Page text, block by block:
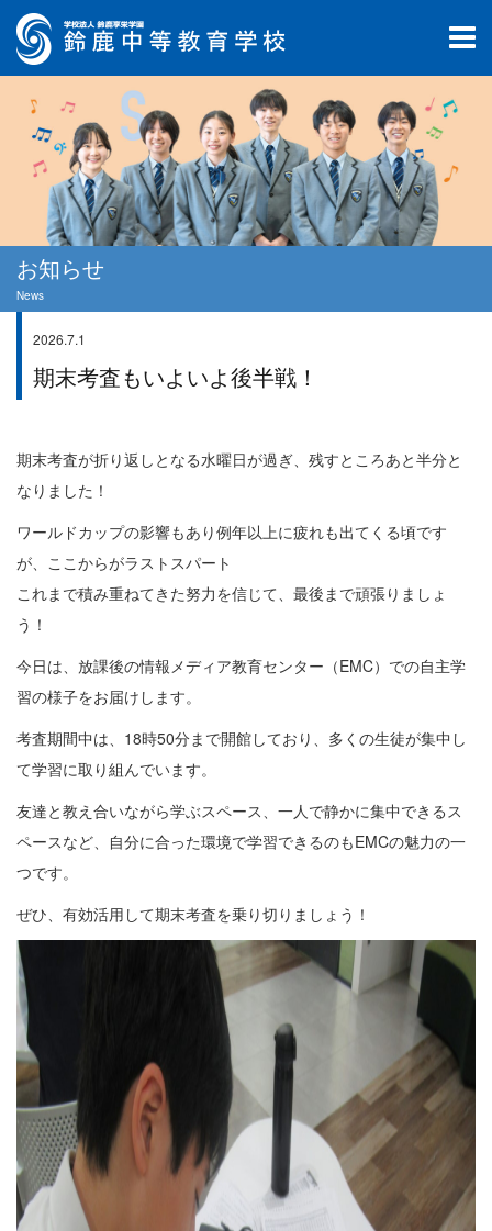
お知らせ
News
2026.7.1
期末考査もいよいよ後半戦！
期末考査が折り返しとなる水曜日が過ぎ、残すところあと半分と
なりました！
ワールドカップの影響もあり例年以上に疲れも出てくる頃です
が、ここからがラストスパート
これまで積み重ねてきた努力を信じて、最後まで頑張りましょ
う！
今日は、放課後の情報メディア教育センター（EMC）での自主学
習の様子をお届けします。
考査期間中は、18時50分まで開館しており、多くの生徒が集中し
て学習に取り組んでいます。
友達と教え合いながら学ぶスペース、一人で静かに集中できるス
ペースなど、自分に合った環境で学習できるのもEMCの魅力の一
つです。
ぜひ、有効活用して期末考査を乗り切りましょう！